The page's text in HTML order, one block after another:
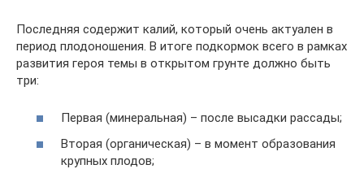
Последняя содержит калий, который очень актуален в
период плодоношения. В итоге подкормок всего в рамках
развития героя темы в открытом грунте должно быть
три:
Первая (минеральная) – после высадки рассады;
Вторая (органическая) – в момент образования
крупных плодов;